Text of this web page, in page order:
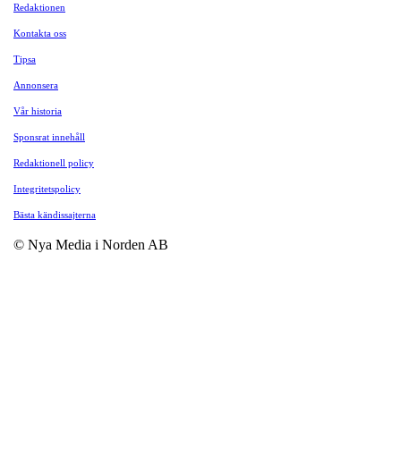
Redaktionen
Kontakta oss
Tipsa
Annonsera
Vår historia
Sponsrat innehåll
Redaktionell policy
Integritetspolicy
Bästa kändissajterna
© Nya Media i Norden AB